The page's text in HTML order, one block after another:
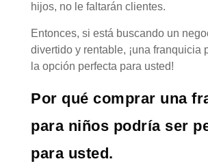
hijos, no le faltarán clientes.
Entonces, si está buscando un
divertido y rentable, ¡una franquicia
la opción perfecta para usted!
Por qué comprar una
para niños podría ser
para usted.